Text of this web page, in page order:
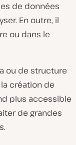
de données
En outre, il
ou dans le
ou de structure
création de
plus accessible
de grandes